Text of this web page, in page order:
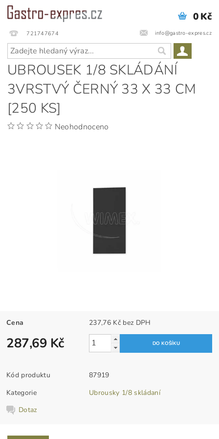
721747674 info@gastro-expres.cz
0 Kč
UBROUSEK 1/8 SKLÁDÁNÍ
3VRSTVÝ ČERNÝ 33 X 33 CM
[250 KS]
Neohodnoceno
Cena 237,76 Kč bez DPH
287,69 Kč
Kód produktu
87919
Kategorie
Ubrousky 1/8 skládaní
Dotaz